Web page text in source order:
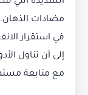
مضادات
في استقرار
إلى أن تناول
مع متابعة